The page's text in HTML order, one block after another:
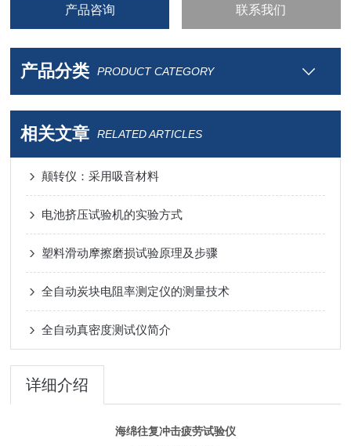
产品咨询 联系我们
产品分类 PRODUCT CATEGORY
相关文章 RELATED ARTICLES
颠转仪：采用吸音材料
电池挤压试验机的实验方式
塑料滑动摩擦磨损试验原理及步骤
全自动炭块电阻率测定仪的测量技术
全自动真密度测试仪简介
详细介绍
海绵往复冲击疲劳试验仪